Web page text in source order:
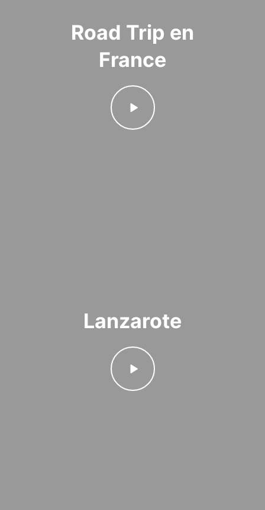
Road Trip en
France
Lanzarote